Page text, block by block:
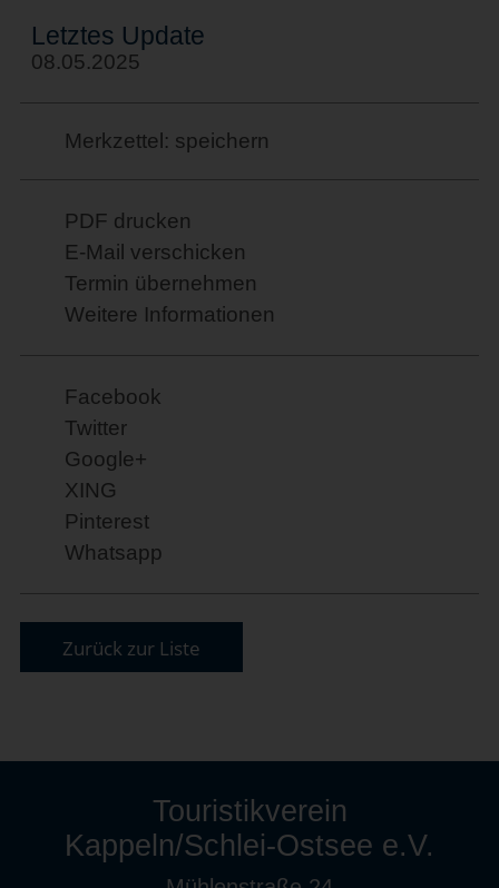
Letztes Update
08.05.2025
Merkzettel: speichern
PDF drucken
E-Mail verschicken
Termin übernehmen
Weitere Informationen
Facebook
Twitter
Google+
XING
Pinterest
Whatsapp
Zurück zur Liste
Touristikverein
Kappeln/Schlei-Ostsee e.V.